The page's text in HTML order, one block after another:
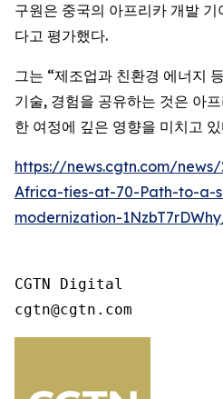
구원은 중국의 아프리카 개발
다고 평가했다.
그는 “제조업과 친환경 에너지
기술, 경험을 공유하는 것은 아
한 여정에 깊은 영향을 미치고
https://news.cgtn.com/
Africa-ties-at-70-Path-to-a-
modernization-
CGTN Digital
cgtn@cgtn.com